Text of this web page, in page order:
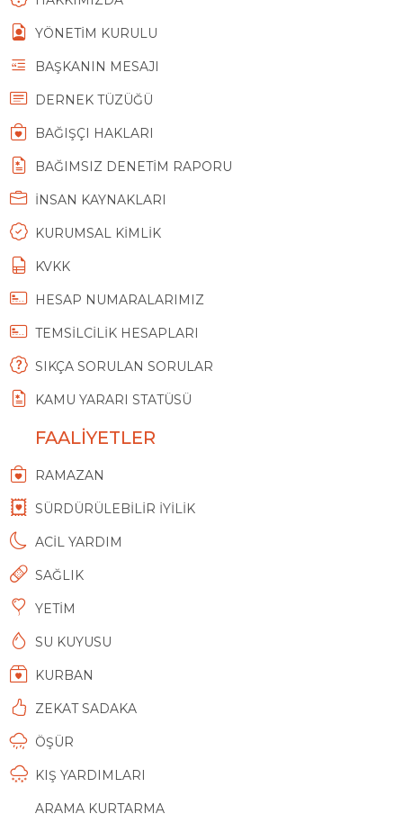
YÖNETİM KURULU
BAŞKANIN MESAJI
DERNEK TÜZÜĞÜ
BAĞIŞÇI HAKLARI
BAĞIMSIZ DENETİM RAPORU
İNSAN KAYNAKLARI
KURUMSAL KİMLİK
KVKK
HESAP NUMARALARIMIZ
TEMSİLCİLİK HESAPLARI
SIKÇA SORULAN SORULAR
KAMU YARARI STATÜSÜ
FAALİYETLER
RAMAZAN
SÜRDÜRÜLEBİLİR İYİLİK
ACİL YARDIM
SAĞLIK
YETİM
SU KUYUSU
KURBAN
ZEKAT SADAKA
ÖŞÜR
KIŞ YARDIMLARI
ARAMA KURTARMA